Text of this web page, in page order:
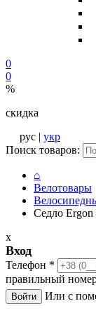
0
0
%
скидка
рус | укр
Поиск товаров:
⌂
Велотовары
Седло Ergon
x
Вход
Телефон *
правильный
Войти Или с